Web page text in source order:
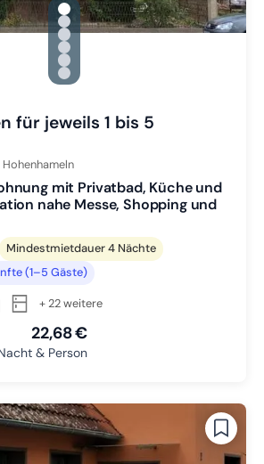
gallery.slide_selector
Zu Slide 1 wechseln
Zu Slide 2 wechseln
Zu Slide 3 wechseln
Zu Slide 4 wechseln
Zu Slide 5 wechseln
Zu Slide 6 wechseln
für jeweils 1 bis 5
Hohenhameln
mit Privatbad, Küche und
nahe Messe, Shopping und
Mindestmietdauer 4 Nächte
(1–5 Gäste)
+ 22 weitere
22,68 €
& Person